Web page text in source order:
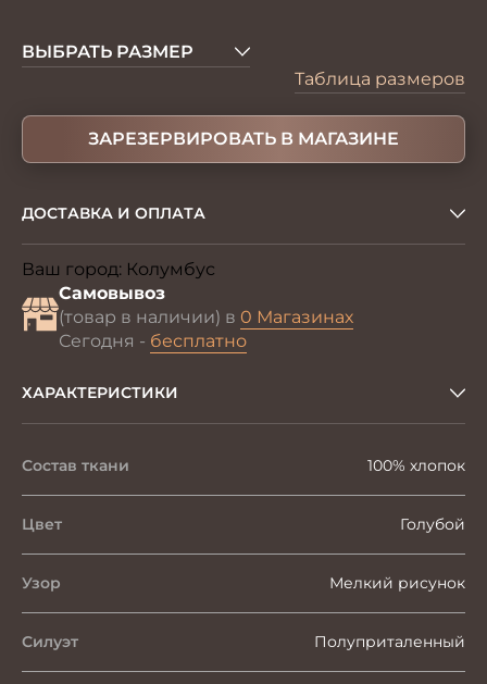
ВЫБРАТЬ РАЗМЕР
Таблица размеров
ЗАРЕЗЕРВИРОВАТЬ В МАГАЗИНЕ
ДОСТАВКА И ОПЛАТА
Ваш город: Колумбус
Самовывоз
(товар в наличии) в 0 Магазинах
Сегодня - бесплатно
ХАРАКТЕРИСТИКИ
Состав ткани 100% хлопок
Цвет Голубой
Узор Мелкий рисунок
Силуэт Полуприталенный